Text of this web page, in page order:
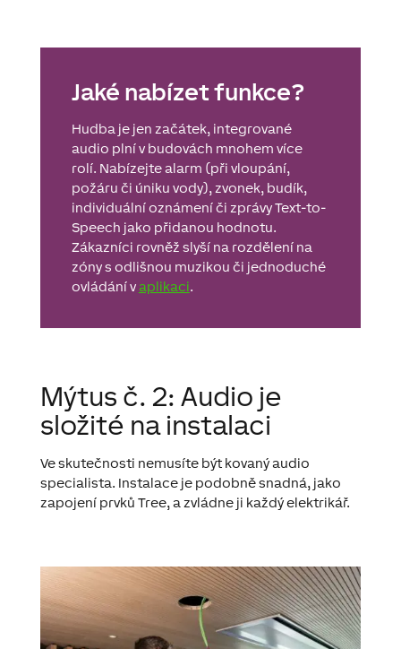
Jaké nabízet funkce?
Hudba je jen začátek, integrované
audio plní v budovách mnohem více
rolí. Nabízejte alarm (při vloupání,
požáru či úniku vody), zvonek, budík,
individuální oznámení či zprávy Text-to-
Speech jako přidanou hodnotu.
Zákazníci rovněž slyší na rozdělení na
zóny s odlišnou muzikou či jednoduché
ovládání v aplikaci.
Mýtus č. 2: Audio je
složité na instalaci
Ve skutečnosti nemusíte být kovaný audio
specialista. Instalace je podobně snadná, jako
zapojení prvků Tree, a zvládne ji každý elektrikář.